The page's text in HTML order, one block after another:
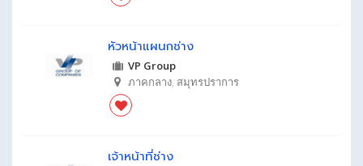
หัวหน้าแผนกช่าง
VP Group
ภาคกลาง, สมุทรปราการ
เจ้าหน้าที่ช่าง